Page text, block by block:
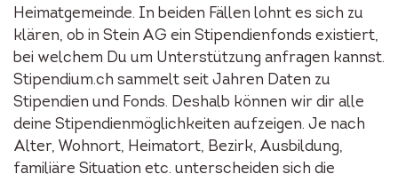
Heimatgemeinde. In beiden Fällen lohnt es sich zu
klären, ob in Stein AG ein Stipendienfonds existiert,
bei welchem Du um Unterstützung anfragen kannst.
Stipendium.ch sammelt seit Jahren Daten zu
Stipendien und Fonds. Deshalb können wir dir alle
deine Stipendienmöglichkeiten aufzeigen. Je nach
Alter, Wohnort, Heimatort, Bezirk, Ausbildung,
familiäre Situation etc. unterscheiden sich die